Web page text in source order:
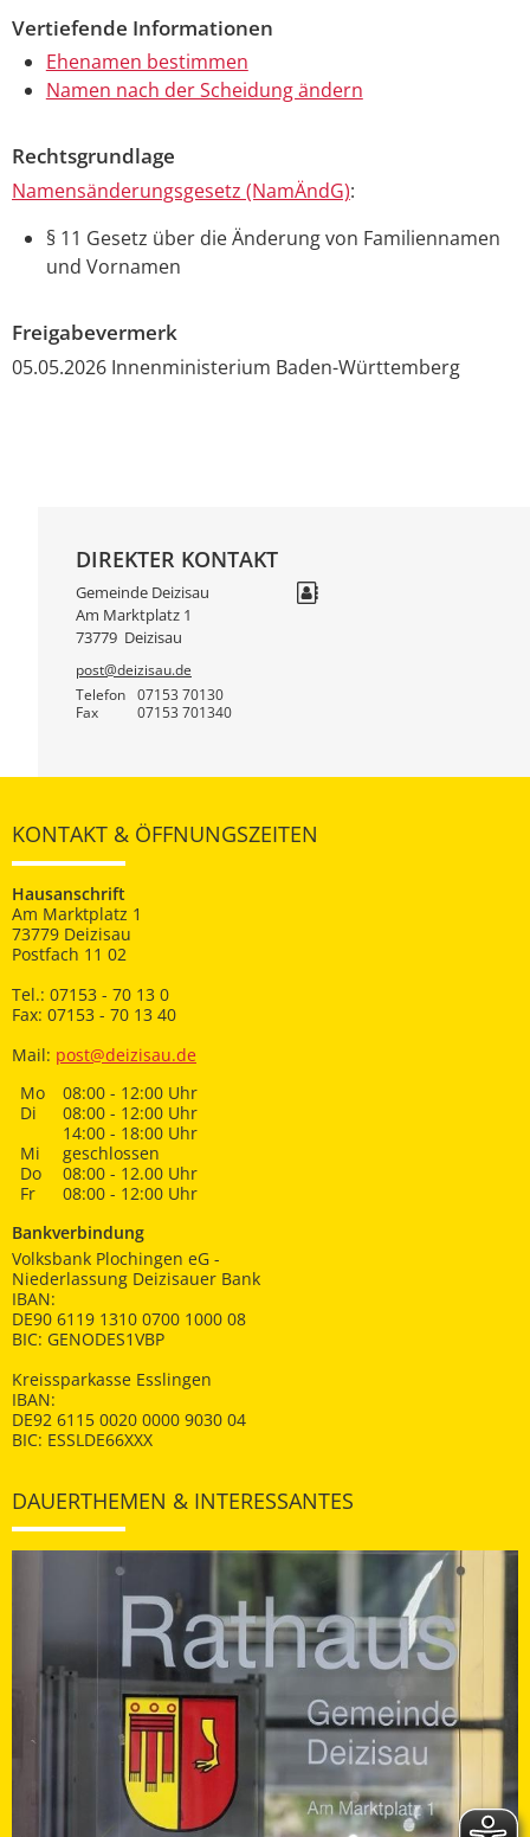
Vertiefende Informationen
Ehenamen bestimmen
Namen nach der Scheidung ändern
Rechtsgrundlage
Namensänderungsgesetz (NamÄndG):
§ 11 Gesetz über die Änderung von Familiennamen
und Vornamen
Freigabevermerk
05.05.2026 Innenministerium Baden-Württemberg
DIREKTER KONTAKT
Gemeinde Deizisau
Am Marktplatz 1
73779 Deizisau
post@deizisau.de
Telefon
07153 70130
Fax 07153 701340
KONTAKT & ÖFFNUNGSZEITEN
Hausanschrift
Am Marktplatz 1
73779 Deizisau
Postfach 11 02
Tel.: 07153 - 70 13 0
Fax: 07153 - 70 13 40
Mail: post@deizisau.de
Mo
08:00 - 12:00 Uhr
Di
08:00 - 12:00 Uhr
14:00 - 18:00 Uhr
Mi
geschlossen
Do
08:00 - 12.00 Uhr
Fr
08:00 - 12:00 Uhr
Bankverbindung
Volksbank Plochingen eG -
Niederlassung Deizisauer Bank
IBAN:
DE90 6119 1310 0700 1000 08
BIC: GENODES1VBP
Kreissparkasse Esslingen
IBAN:
DE92 6115 0020 0000 9030 04
BIC: ESSLDE66XXX
DAUERTHEMEN & INTERESSANTES